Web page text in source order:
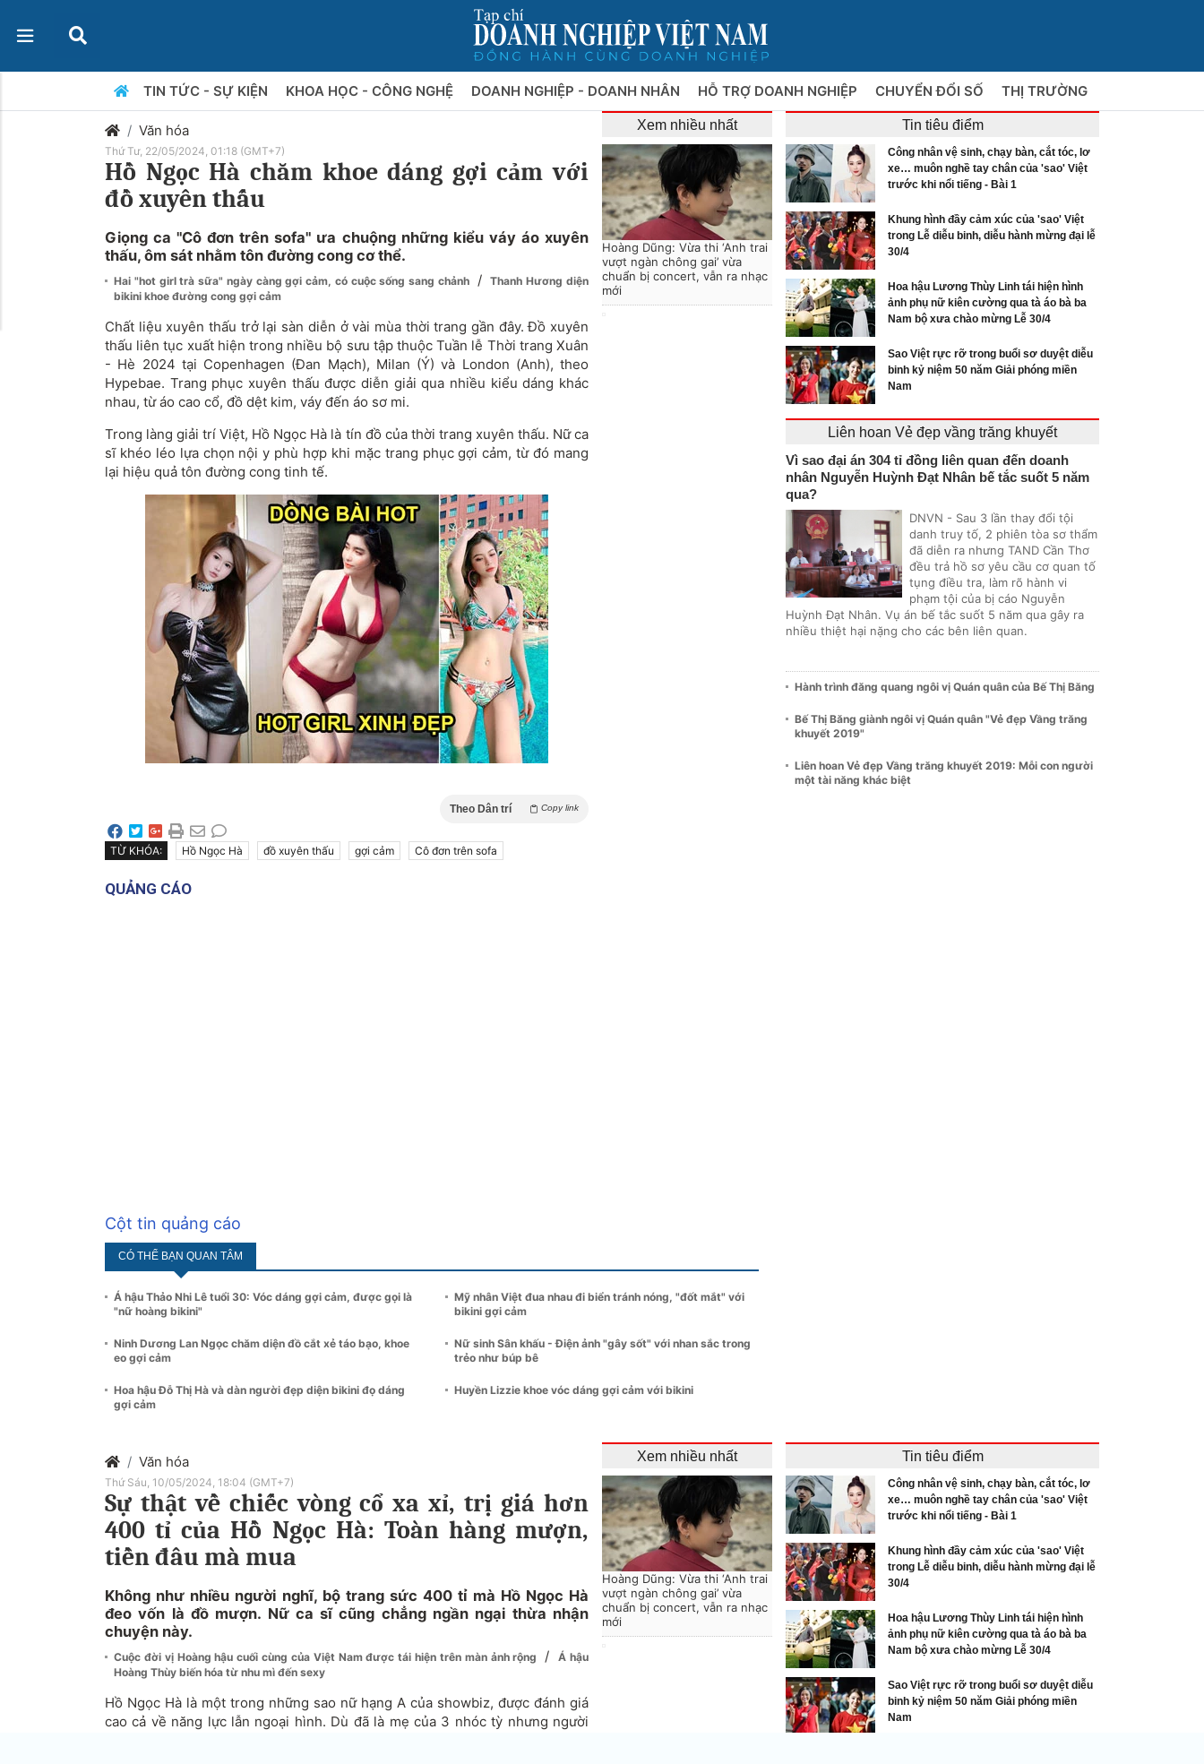
TIN TỨC - SỰ KIỆN KHOA HỌC - CÔNG NGHỆ DOANH NGHIỆP - DOANH NHÂN HỖ TRỢ DOANH NGHIỆP CHUYỂN ĐỔI SỐ THỊ TRƯỜNG
Văn hóa
Thứ Tư, 22/05/2024, 01:18 (GMT+7)
Hồ Ngọc Hà chăm khoe dáng gợi cảm với
đồ xuyên thấu
Giọng ca "Cô đơn trên sofa" ưa chuộng những kiểu váy áo xuyên
thấu, ôm sát nhằm tôn đường cong cơ thể.
Hai "hot girl trà sữa" ngày càng gợi cảm, có cuộc sống sang chảnh /
Thanh Hương diện
bikini khoe đường cong gợi cảm
Chất liệu xuyên thấu trở lại sàn diễn ở vài mùa thời trang gần đây. Đồ xuyên
thấu liên tục xuất hiện trong nhiều bộ sưu tập thuộc Tuần lễ Thời trang Xuân
- Hè 2024 tại Copenhagen (Đan Mạch), Milan (Ý) và London (Anh), theo
Hypebae. Trang phục xuyên thấu được diễn giải qua nhiều kiểu dáng khác
nhau, từ áo cao cổ, đồ dệt kim, váy đến áo sơ mi.
Trong làng giải trí Việt, Hồ Ngọc Hà là tín đồ của thời trang xuyên thấu. Nữ ca
sĩ khéo léo lựa chọn nội y phù hợp khi mặc trang phục gợi cảm, từ đó mang
lại hiệu quả tôn đường cong tinh tế.
Theo Dân trí Copy link
TỪ KHÓA: Hồ Ngọc Hà đồ xuyên thấu gợi cảm Cô đơn trên sofa
QUẢNG CÁO
Xem nhiều nhất
Hoàng Dũng: Vừa thi ‘Anh trai
vượt ngàn chông gai’ vừa
chuẩn bị concert, vẫn ra nhạc
mới
Cột tin quảng cáo
CÓ THỂ BẠN QUAN TÂM
Á hậu Thảo Nhi Lê tuổi 30: Vóc dáng gợi cảm, được gọi là
"nữ hoàng bikini"
Ninh Dương Lan Ngọc chăm diện đồ cắt xẻ táo bạo, khoe
eo gợi cảm
Hoa hậu Đỗ Thị Hà và dàn người đẹp diện bikini đọ dáng
gợi cảm
Mỹ nhân Việt đua nhau đi biển tránh nóng, "đốt mắt" với
bikini gợi cảm
Nữ sinh Sân khấu - Điện ảnh "gây sốt" với nhan sắc trong
trẻo như búp bê
Huyền Lizzie khoe vóc dáng gợi cảm với bikini
Tin tiêu điểm
Công nhân vệ sinh, chạy bàn, cắt tóc, lơ
xe… muôn nghề tay chân của 'sao' Việt
trước khi nổi tiếng - Bài 1
Khung hình đầy cảm xúc của 'sao' Việt
trong Lễ diễu binh, diễu hành mừng đại lễ
30/4
Hoa hậu Lương Thùy Linh tái hiện hình
ảnh phụ nữ kiên cường qua tà áo bà ba
Nam bộ xưa chào mừng Lễ 30/4
Sao Việt rực rỡ trong buổi sơ duyệt diễu
binh kỷ niệm 50 năm Giải phóng miền
Nam
Liên hoan Vẻ đẹp vầng trăng khuyết
Vì sao đại án 304 tỉ đồng liên quan đến doanh
nhân Nguyễn Huỳnh Đạt Nhân bế tắc suốt 5 năm
qua?
DNVN - Sau 3 lần thay đổi tội
danh truy tố, 2 phiên tòa sơ thẩm
đã diễn ra nhưng TAND Cần Thơ
đều trả hồ sơ yêu cầu cơ quan tố
tụng điều tra, làm rõ hành vi
phạm tội của bị cáo Nguyễn
Huỳnh Đạt Nhân. Vụ án bế tắc suốt 5 năm qua gây ra
nhiều thiệt hại nặng cho các bên liên quan.
Hành trình đăng quang ngôi vị Quán quân của Bế Thị Băng
Bế Thị Băng giành ngôi vị Quán quân "Vẻ đẹp Vầng trăng
khuyết 2019"
Liên hoan Vẻ đẹp Vầng trăng khuyết 2019: Mỗi con người
một tài năng khác biệt
Văn hóa
Thứ Sáu, 10/05/2024, 18:04 (GMT+7)
Sự thật về chiếc vòng cổ xa xỉ, trị giá hơn
400 tỉ của Hồ Ngọc Hà: Toàn hàng mượn,
tiền đâu mà mua
Không như nhiều người nghĩ, bộ trang sức 400 tỉ mà Hồ Ngọc Hà
đeo vốn là đồ mượn. Nữ ca sĩ cũng chẳng ngần ngại thừa nhận
chuyện này.
Cuộc đời vị Hoàng hậu cuối cùng của Việt Nam được tái hiện trên màn ảnh rộng /
Á hậu
Hoàng Thùy biến hóa từ nhu mì đến sexy
Hồ Ngọc Hà là một trong những sao nữ hạng A của showbiz, được đánh giá
cao cả về năng lực lẫn ngoại hình. Dù đã là mẹ của 3 nhóc tỳ nhưng người
Xem nhiều nhất
Hoàng Dũng: Vừa thi ‘Anh trai
vượt ngàn chông gai’ vừa
chuẩn bị concert, vẫn ra nhạc
mới
Tin tiêu điểm
Công nhân vệ sinh, chạy bàn, cắt tóc, lơ
xe… muôn nghề tay chân của 'sao' Việt
trước khi nổi tiếng - Bài 1
Khung hình đầy cảm xúc của 'sao' Việt
trong Lễ diễu binh, diễu hành mừng đại lễ
30/4
Hoa hậu Lương Thùy Linh tái hiện hình
ảnh phụ nữ kiên cường qua tà áo bà ba
Nam bộ xưa chào mừng Lễ 30/4
Sao Việt rực rỡ trong buổi sơ duyệt diễu
binh kỷ niệm 50 năm Giải phóng miền
Nam